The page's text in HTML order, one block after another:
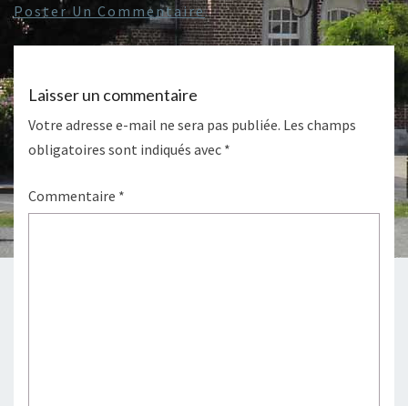
Poster Un Commentaire.
Laisser un commentaire
Votre adresse e-mail ne sera pas publiée. Les champs
obligatoires sont indiqués avec *
Commentaire *